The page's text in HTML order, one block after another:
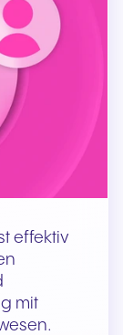
effektiv
mit